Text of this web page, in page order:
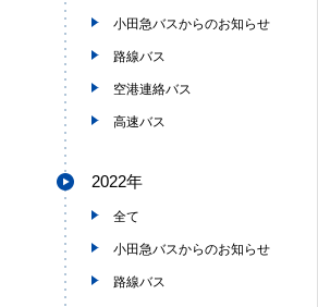
小田急バスからのお知らせ
路線バス
空港連絡バス
高速バス
2022年
全て
小田急バスからのお知らせ
路線バス